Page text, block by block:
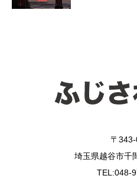
〒343-
埼玉県越谷市千
TEL:048-